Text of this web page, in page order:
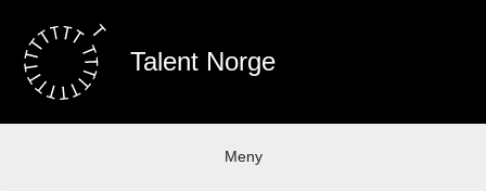
Talent Norge
Meny